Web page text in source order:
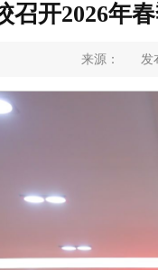
召开2026年
来源： 发